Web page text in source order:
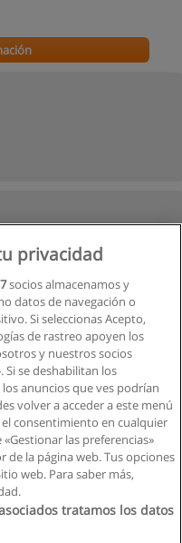
privacidad
socios almacenamos y
datos de navegación o
Si seleccionas Acepto,
de rastreo apoyen los
y nuestros socios
se deshabilitan los
anuncios que ves podrían
volver a acceder a este menú
consentimiento en cualquier
las preferencias»
de la página web. Tus opciones
web. Para saber más,
tratamos los datos